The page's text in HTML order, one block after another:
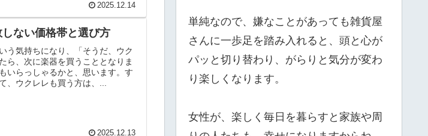
2025.12.14
ない価格帯と選び方
う気持ちになり、「そうだ、ウク
ら、次に楽器を買うこととなりま
いらっしゃるかと、思います。す
、ウクレレも買う方は、...
2025.12.13
単純なので、嫌なことがあっても雑貨屋
さんに一歩足を踏み入れると、頭と心が
パッと切り替わり、がらりと気分が変わ
り楽しくなります。
女性が、楽しく毎日を暮らすと家族や周